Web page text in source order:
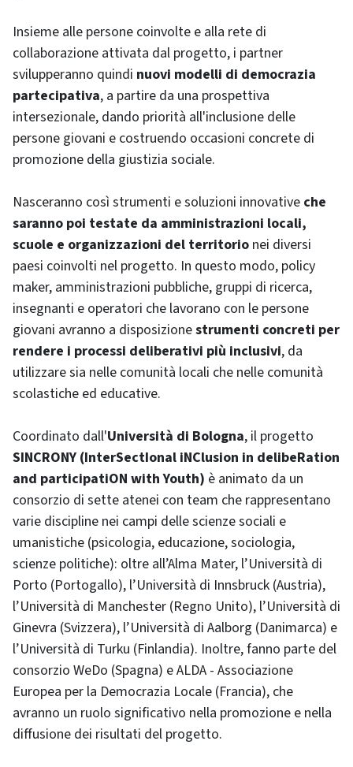
Insieme alle persone coinvolte e alla rete di
collaborazione attivata dal progetto, i partner
svilupperanno quindi nuovi modelli di democrazia
partecipativa, a partire da una prospettiva
intersezionale, dando priorità all'inclusione delle
persone giovani e costruendo occasioni concrete di
promozione della giustizia sociale.
Nasceranno così strumenti e soluzioni innovative che
saranno poi testate da amministrazioni locali,
scuole e organizzazioni del territorio nei diversi
paesi coinvolti nel progetto. In questo modo, policy
maker, amministrazioni pubbliche, gruppi di ricerca,
insegnanti e operatori che lavorano con le persone
giovani avranno a disposizionestrumenti concreti per
rendere i processi deliberativi più inclusivi, da
utilizzare sia nelle comunità locali che nelle comunità
scolastiche ed educative.
Coordinato dall'Università di Bologna, il progetto
SINCRONY (InterSectIonal iNClusion in delibeRation
and participatiON with Youth) è animato da un
consorzio di sette atenei con team che rappresentano
varie discipline nei campi delle scienze sociali e
umanistiche (psicologia, educazione, sociologia,
scienze politiche): oltre all’Alma Mater, l’Università di
Porto (Portogallo), l’Università di Innsbruck (Austria),
l’Università di Manchester (Regno Unito), l’Università di
Ginevra (Svizzera), l’Università di Aalborg (Danimarca) e
l’Università di Turku (Finlandia). Inoltre, fanno parte del
consorzio WeDo (Spagna) e ALDA - Associazione
Europea per la Democrazia Locale (Francia), che
avranno un ruolo significativo nella promozione e nella
diffusione dei risultati del progetto.